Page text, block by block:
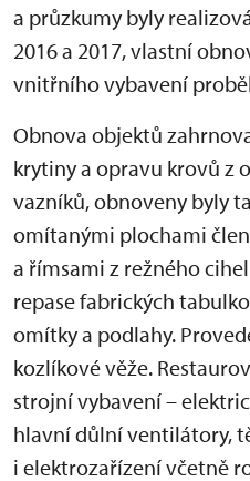
a průzkumy byly
2016 a 2017, vlastní
vnitřního vybavení
Obnova objektů
krytiny a opravu krovů z
vazníků, obnoveny byly
omítanými plochami
a římsami z režného
repase fabrických
omítky a podlahy.
kozlíkové věže.
strojní vybavení –
hlavní důlní ventilátory,
i elektrozařízení včetně